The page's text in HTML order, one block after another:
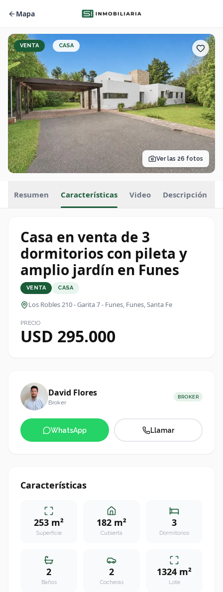
Mapa
VENTA CASA
Ver las 26 fotos
Resumen Características Video Descripción
Casa en venta de 3
dormitorios con pileta y
amplio jardín en Funes
VENTA CASA
Los Robles 210 - Garita 7 - Funes, Funes, Santa Fe
PRECIO
USD 295.000
David Flores
Broker
BROKER
WhatsApp Llamar
Características
253 m²
Superficie
182 m²
Cubierta
3
Dormitorios
2
Baños
2
Cocheras
1324 m²
Lote